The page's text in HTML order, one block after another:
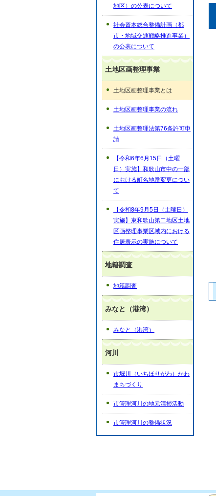
地区）の公表について
社会資本総合整備計画（都
市・地域交通戦略推進事業）
の公表について
土地区画整理事業
土地区画整理事業とは
土地区画整理事業の流れ
土地区画整理法第76条許可申
請
【令和6年6月15日（土曜
日）実施】和歌山市中の一部
における町名地番変更につい
て
【令和8年9月5日（土曜日）
実施】東和歌山第二地区土地
区画整理事業区域内における
住居表示の実施について
地籍調査
地籍調査
みなと（港湾）
みなと（港湾）
河川
市堀川（いちほりがわ）かわ
まちづくり
市管理河川の地元清掃活動
市管理河川の整備状況